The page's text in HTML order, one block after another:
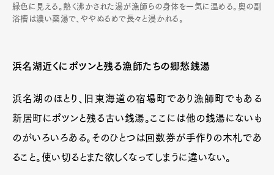
緑色に見える。熱く沸かされた湯が漁師らの身体を一気に温める。奥の副
浴槽は濃い薬湯で、ややぬるめで長々と浸かれる。
浜名湖近くにポツンと残る漁師たちの郷愁銭湯
浜名湖のほとり、旧東海道の宿場町であり漁師町でもある
新居町にポツンと残る古い銭湯。ここには他の銭湯にないも
のがいろいろある。そのひとつは回数券が手作りの木札であ
ること。使い切るとまた欲しくなってしまうに違いない。